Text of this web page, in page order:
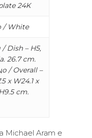
24K
/ White
Dish – H5,
26.7 cm.
/ Overall –
x W24.1 x
cm.
Michael Aram е